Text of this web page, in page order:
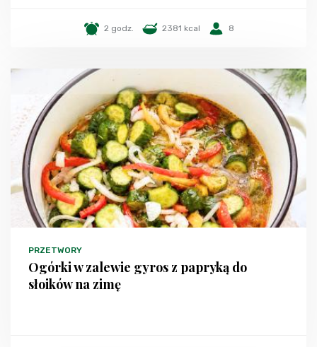
2 godz. 2381 kcal 8
PRZETWORY
Ogórki w zalewie gyros z papryką do
słoików na zimę